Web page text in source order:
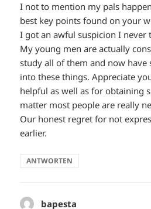
I not to mention my pals
best key points found on your
I got an awful suspicion I never
My young men are actually
study all of them and now have
into these things. Appreciate
helpful as well as for obtaining
matter most people are really
Our honest regret for not
earlier.
ANTWORTEN
bapesta